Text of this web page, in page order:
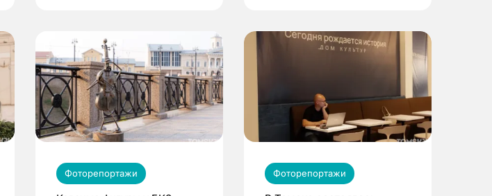
Фоторепортажи Фоторепортажи